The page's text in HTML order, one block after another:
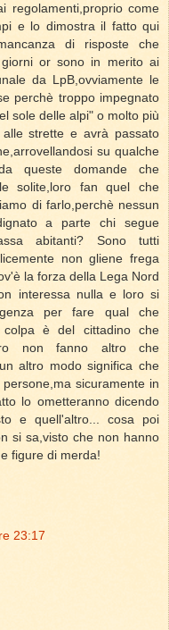
regolamenti,proprio come
e lo dimostra il fatto qui
di risposte che
or sono in merito ai
da LpB,ovviamente le
perchè troppo impegnato
sole delle alpi" o molto più
strette e avrà passato
su qualche
queste domande che
solite,loro fan quel che
di farlo,perchè nessun
a parte chi segue
abitanti? Sono tutti
non gliene frega
la forza della Lega Nord
interessa nulla e loro si
per fare qual che
è del cittadino che
non fanno altro che
altro modo significa che
sicuramente in
lo ometteranno dicendo
e quell'altro... cosa poi
si sa,visto che non hanno
figure di merda!
23:17